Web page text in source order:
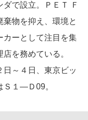
で設立。ＰＥＴ Ｆ
棄物を抑え、環境と
カーとして注目を集
を務めている。
～４日、東京ビッ
Ｓ１―Ｄ09。